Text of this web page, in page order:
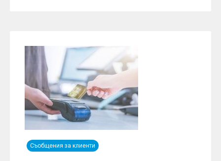
Съобщения за клиенти